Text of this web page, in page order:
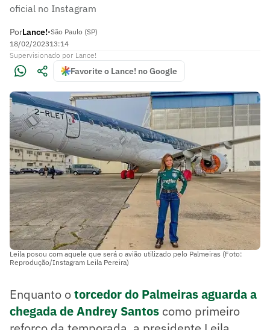
oficial no Instagram
PorLance!•São Paulo (SP)
18/02/202313:14
Supervisionado por Lance!
Favorite o Lance! no Google
Leila posou com aquele que será o avião utilizado pelo Palmeiras (Foto:
Reprodução/Instagram Leila Pereira)
Enquanto otorcedor do Palmeiras aguarda a
chegada de Andrey Santos como primeiro